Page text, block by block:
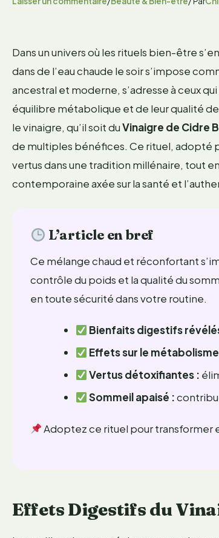
Dans un univers où les rituels bien-être
dans de l’eau chaude le soir s’impose
ancestral et moderne, s’adresse à ceux
équilibre métabolique et de leur qualité
le vinaigre, qu’il soit duVinaigre de Cidre
de multiples bénéfices. Ce rituel, adopté
vertus dans une tradition millénaire, tout
contemporaine axée sur la santé et
L’article en bref
Ce mélange chaud et réconfortant
contrôle du poids et la qualité du
en toute sécurité dans votre routine.
Bienfaits digestifs
Effets sur le
Vertus détoxifiantes :
Sommeil apaisé :
Adoptez ce rituel pour transformer
Effets Digestifs du